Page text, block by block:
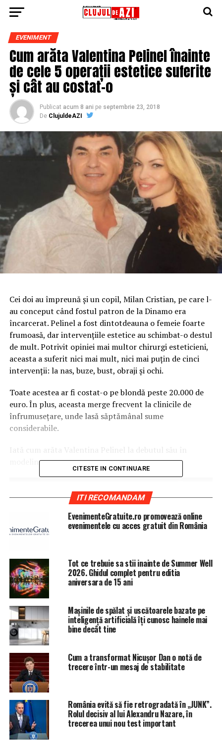
EVENIMENT
Cum arăta Valentina Pelinel înainte
de cele 5 operații estetice suferite
și cât au costat-o
Publicat acum 8 ani pe septembrie 23, 2018
De ClujuldeAZI
Cei doi au împreună şi un copil, Milan Cristian, pe care l-
au conceput când fostul patron de la Dinamo era
încarcerat. Pelinel a fost dintotdeauna o femeie foarte
frumoasă, dar intervenţiile estetice au schimbat-o destul
de mult. Potrivit opiniei mai multor chirurgi esteticieni,
aceasta a suferit nici mai mult, nici mai puţin de cinci
intervenţii: la nas, buze, bust, obraji şi ochi.
Toate acestea ar fi costat-o pe blondă peste 20.000 de
euro.În plus, aceasta merge frecvent la clinicile de
înfrumuseţare, unde lasă săptămânal sume
considerabile.
Iată cum arăta Valentina Pelinel la debutul său în
modeling:
CITESTE IN CONTINUARE
ITI RECOMANDAM
EvenimenteGratuite.ro promovează online
evenimentele cu acces gratuit din România
Tot ce trebuie sa stii inainte de Summer Well
2026. Ghidul complet pentru editia
aniversara de 15 ani
Mașinile de spălat și uscătoarele bazate pe
inteligență artificială îți cunosc hainele mai
bine decât tine
Cum a transformat Nicușor Dan o notă de
trecere într-un mesaj de stabilitate
România evită să fie retrogradată în „JUNK”.
Rolul decisiv al lui Alexandru Nazare, în
trecerea unui nou test important